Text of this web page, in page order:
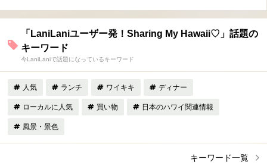
「LaniLaniユーザー発！Sharing My Hawaii♡」話題の
キーワード
今LaniLaniで話題になっているキーワード
人気 ランチ ワイキキ ディナー
ローカルに人気 買い物 日本のハワイ関連情報
風景・景色
キーワード一覧